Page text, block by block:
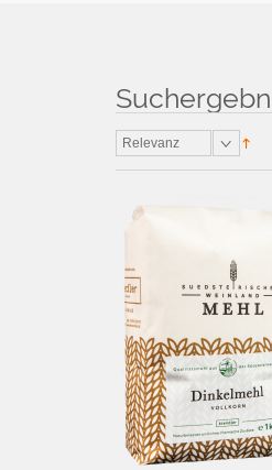
Home>Suchergebnisse für:
Relevanz